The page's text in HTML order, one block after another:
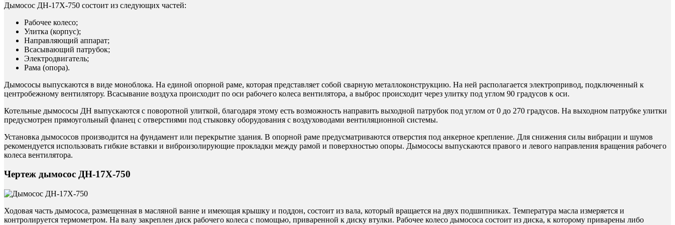
Дымосос ДН-17Х-750 состоит из следующих частей:
Рабочее колесо;
Улитка (корпус);
Направляющий аппарат;
Всасывающий патрубок;
Электродвигатель;
Рама (опора).
Дымососы выпускаются в виде моноблока. На единой опорной раме, которая представляет собой сварную металлоконструкцию. На ней располагается электропривод, подключенный к
центробежному вентилятору. Всасывание воздуха происходит по оси рабочего колеса вентилятора, а выброс происходит через улитку под углом 90 градусов к оси.
Котельные дымососы ДН выпускаются с поворотной улиткой, благодаря этому есть возможность направить выходной патрубок под углом от 0 до 270 градусов. На выходном патрубке улитки
предусмотрен прямоугольный фланец с отверстиями под стыковку оборудования с воздуховодами вентиляционной системы.
Установка дымососов производится на фундамент или перекрытие здания. В опорной раме предусматриваются отверстия под анкерное крепление. Для снижения силы вибрации и шумов
рекомендуется использовать гибкие вставки и виброизолирующие прокладки между рамой и поверхностью опоры. Дымососы выпускаются правого и левого направления вращения рабочего
колеса вентилятора.
Чертеж дымосос ДН-17Х-750
Ходовая часть дымососа, размещенная в масляной ванне и имеющая крышку и поддон, состоит из вала, который вращается на двух подшипниках. Температура масла измеряется и
контролируется термометром. На валу закреплен диск рабочего колеса с помощью, приваренной к диску втулки. Рабочее колесо дымососа состоит из диска, к которому приварены либо